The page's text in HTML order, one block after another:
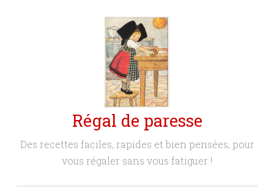
Régal de paresse
Des recettes faciles, rapides et bien pensées, pour
vous régaler sans vous fatiguer !